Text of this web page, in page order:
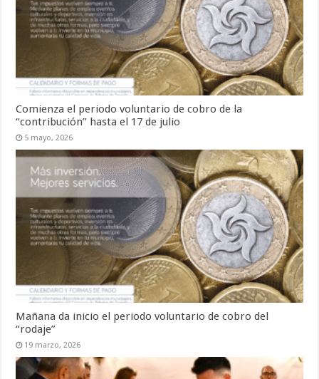
Comienza el periodo voluntario de cobro de la
“contribución” hasta el 17 de julio
5 mayo, 2026
Mañana da inicio el periodo voluntario de cobro del
“rodaje”
19 marzo, 2026